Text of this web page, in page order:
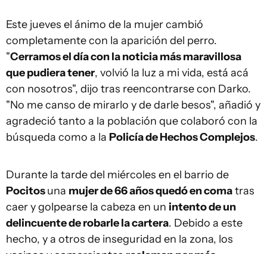
Este jueves el ánimo de la mujer cambió
completamente con la aparición del perro.
"Cerramos el día con la noticia más maravillosa
que pudiera tener, volvió la luz a mi vida, está acá
con nosotros", dijo tras reencontrarse con Darko.
"No me canso de mirarlo y de darle besos", añadió y
agradeció tanto a la población que colaboró con la
búsqueda como a la Policía de Hechos Complejos.
Durante la tarde del miércoles en el barrio de
Pocitosuna mujer de 66 años quedó en comatras
caer y golpearse la cabeza en un intento de un
delincuente de robarle la cartera. Debido a este
hecho, y a otros de inseguridad en la zona, los